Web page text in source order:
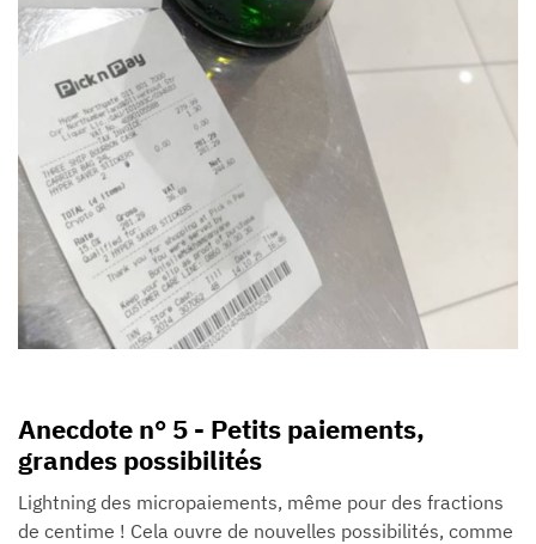
Anecdote n° 5 - Petits paiements,
grandes possibilités
Lightning des micropaiements, même pour des fractions
de centime ! Cela ouvre de nouvelles possibilités, comme